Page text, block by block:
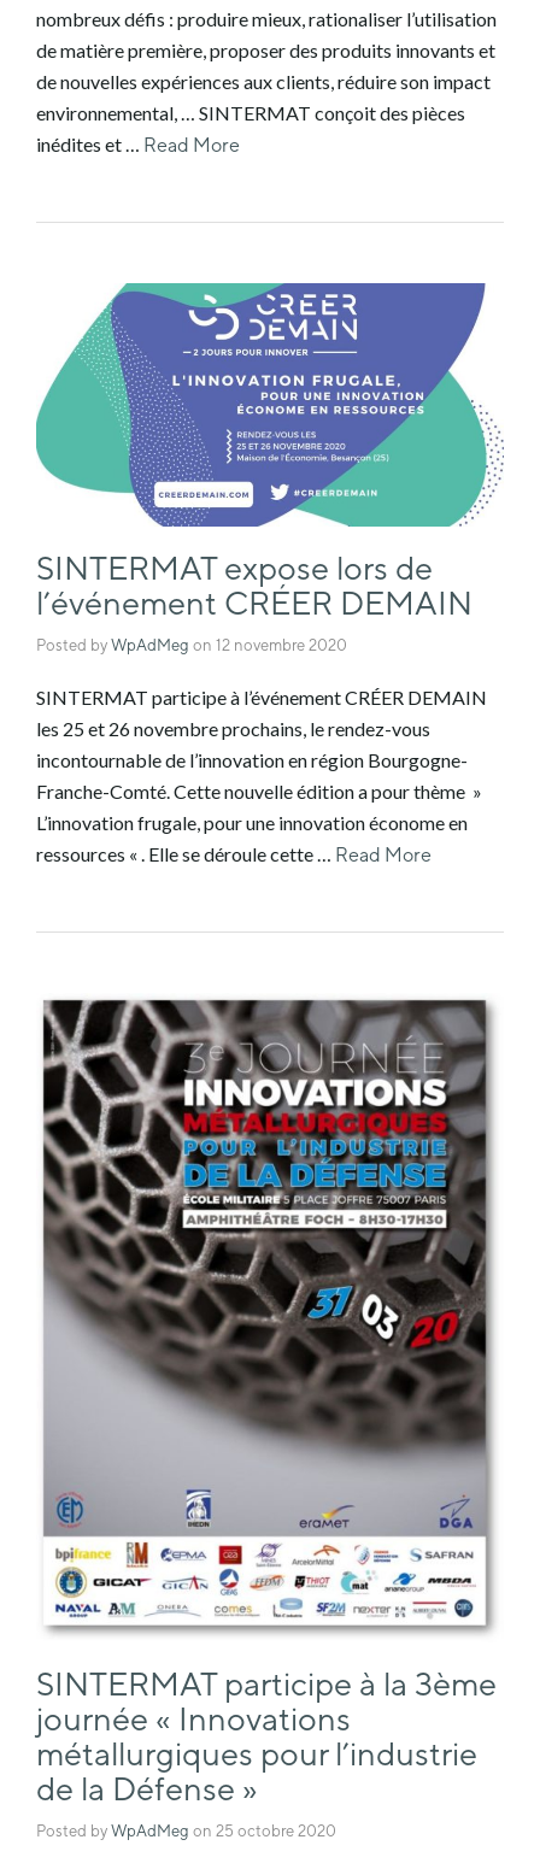
nombreux défis : produire mieux, rationaliser l’utilisation
de matière première, proposer des produits innovants et
de nouvelles expériences aux clients, réduire son impact
environnemental, … SINTERMAT conçoit des pièces
inédites et … Read More
SINTERMAT expose lors de
l’événement CRÉER DEMAIN
Posted by WpAdMeg on 12 novembre 2020
SINTERMAT participe à l’événement CRÉER DEMAIN
les 25 et 26 novembre prochains, le rendez-vous
incontournable de l’innovation en région Bourgogne-
Franche-Comté. Cette nouvelle édition a pour thème »
L’innovation frugale, pour une innovation économe en
ressources « . Elle se déroule cette … Read More
SINTERMAT participe à la 3ème
journée « Innovations
métallurgiques pour l’industrie
de la Défense »
Posted by WpAdMeg on 25 octobre 2020